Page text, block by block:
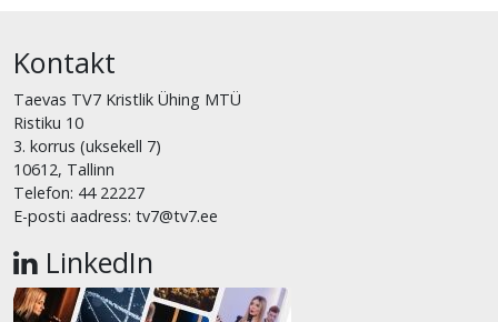
Kontakt
Taevas TV7 Kristlik Ühing MTÜ
Ristiku 10
3. korrus (uksekell 7)
10612, Tallinn
Telefon: 44 22227
E-posti aadress: tv7@tv7.ee
LinkedIn